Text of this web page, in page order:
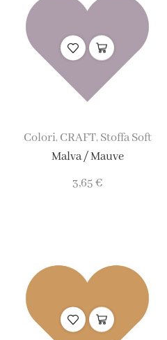
Colori, CRAFT, Stoffa Soft
Malva / Mauve
3,65€